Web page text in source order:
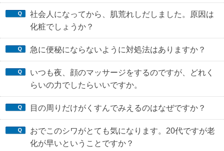
社会人になってから、肌荒れしだしました。原因は
化粧でしょうか？
急に便秘にならないように対処法はありますか？
いつも夜、顔のマッサージをするのですが、どれく
らいの力でしたらいいですか。
目の周りだけがくすんでみえるのはなぜですか？
おでこのシワがとても気になります。20代ですが老
化が早いということですか？